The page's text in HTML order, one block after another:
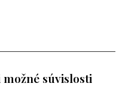
súvislosti